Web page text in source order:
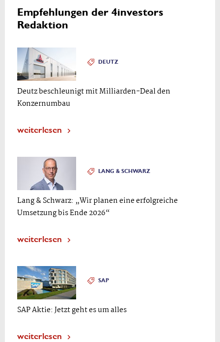
Empfehlungen der 4investors
Redaktion
DEUTZ
Deutz beschleunigt mit Milliarden-Deal den
Konzernumbau
weiterlesen
LANG & SCHWARZ
Lang & Schwarz: „Wir planen eine erfolgreiche
Umsetzung bis Ende 2026“
weiterlesen
SAP
SAP Aktie: Jetzt geht es um alles
weiterlesen